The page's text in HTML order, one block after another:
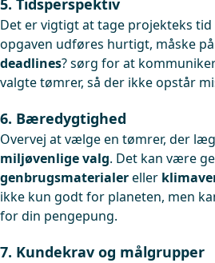
5. Tidsperspektiv
Det er vigtigt at tage projekteks
opgaven udføres hurtigt, måske
deadlines? sørg for at
valgte tømrer, så der ikke opstår
6. Bæredygtighed
Overvej at vælge en tømrer, der
miljøvenlige valg. Det kan være
genbrugsmaterialereller
ikke kun godt for planeten, men
for din pengepung.
7. Kundekrav og målgrupper